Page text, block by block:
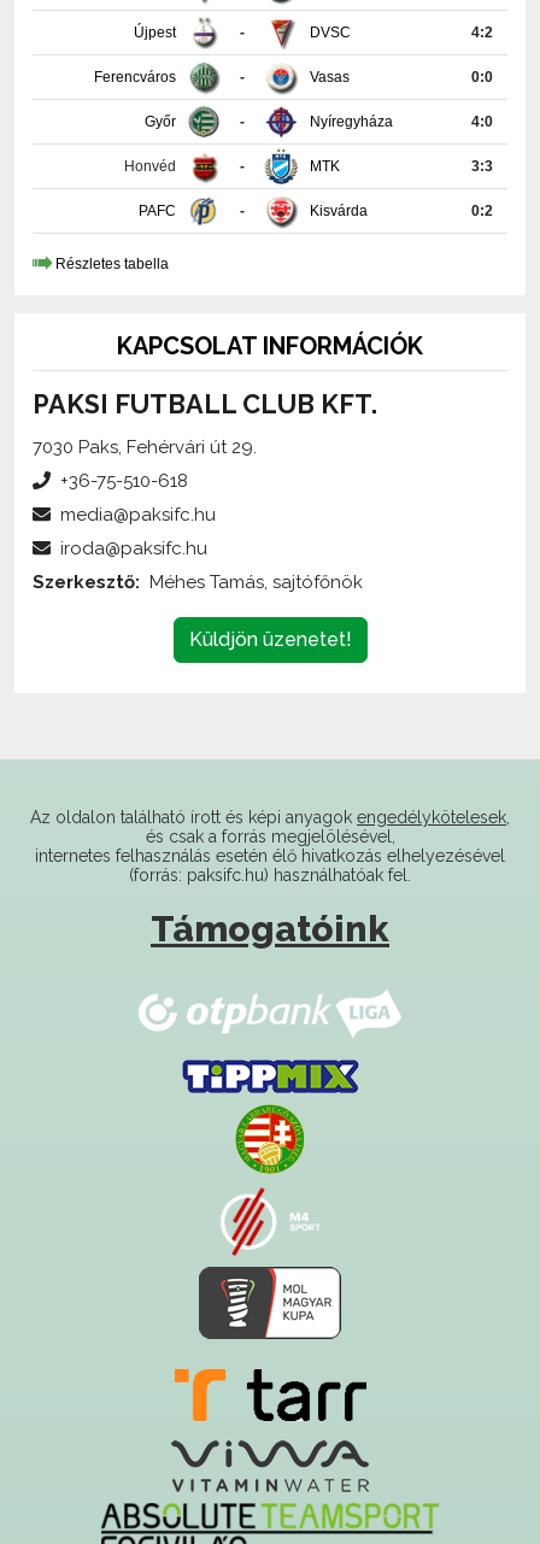
Ferencváros Vasas 0:0
Győr Nyíregyháza 4:0
Honvéd MTK 3:3
PAFC Kisvárda 0:2
Részletes tabella
PAKSI FUTBALL CLUB KFT.
7030 Paks, Fehérvári út 29.
Küldjön üzenetet!
internetes felhasználás esetén élő hivatkozás elhelyezésével
(forrás: paksifc.hu) használhatóak fel.
Támogatóink